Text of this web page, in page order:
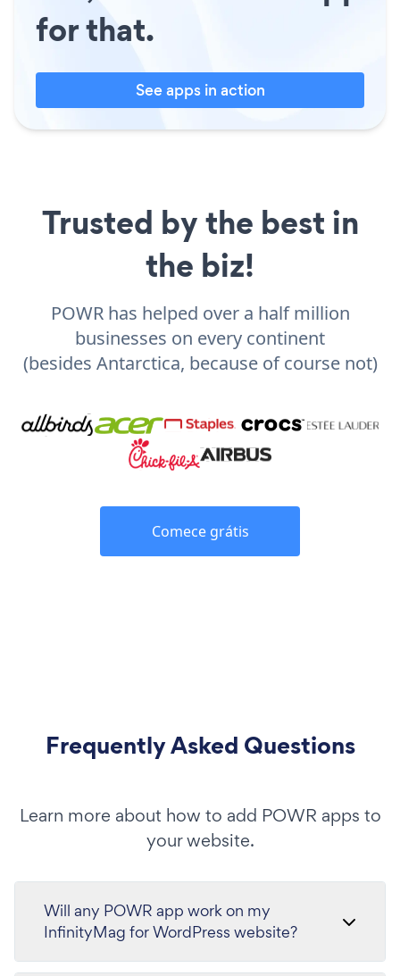
for that.
See apps in action
Trusted by the best in
the biz!
POWR has helped over a half million
businesses on every continent
(besides Antarctica, because of course not)
Comece grátis
Frequently Asked Questions
Learn more about how to add POWR apps to
your website.
Will any POWR app work on my
InfinityMag for WordPress website?